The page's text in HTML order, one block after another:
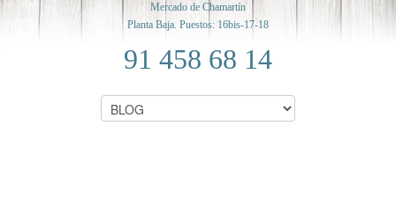
Mercado de Chamartín
Planta Baja. Puestos: 16bis-17-18
91 458 68 14